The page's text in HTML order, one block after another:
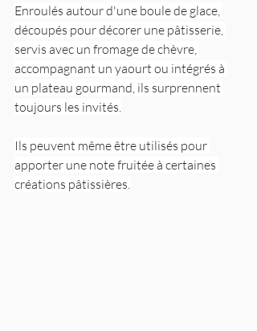
Enroulés autour d'une boule de glace,
découpés pour décorer une pâtisserie,
servis avec un fromage de chèvre,
accompagnant un yaourt ou intégrés à
un plateau gourmand, ils surprennent
toujours les invités.
Ils peuvent même être utilisés pour
apporter une note fruitée à certaines
créations pâtissières.